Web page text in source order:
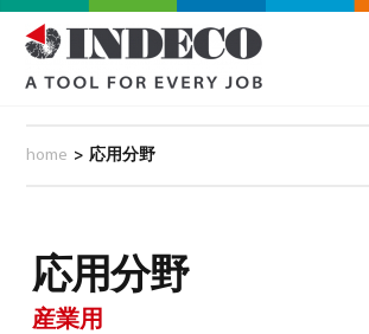
home > 応用分野
応用分野
産業用